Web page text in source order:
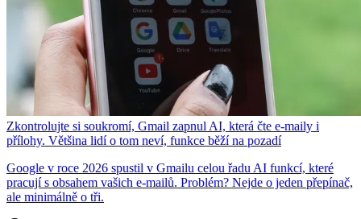
Zkontrolujte si soukromí, Gmail zapnul AI, která čte e-maily i
přílohy. Většina lidí o tom neví, funkce běží na pozadí
Google v roce 2026 spustil v Gmailu celou řadu AI funkcí, které
pracují s obsahem vašich e-mailů. Problém? Nejde o jeden přepínač,
ale minimálně o tři.